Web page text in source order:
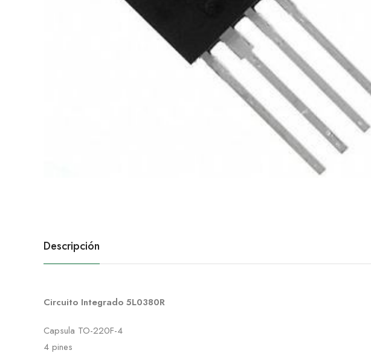
Descripción
Circuito Integrado 5L0380R
Capsula TO-220F-4
4 pines